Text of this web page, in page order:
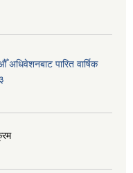
अधिवेशनबाट पारित वार्षिक